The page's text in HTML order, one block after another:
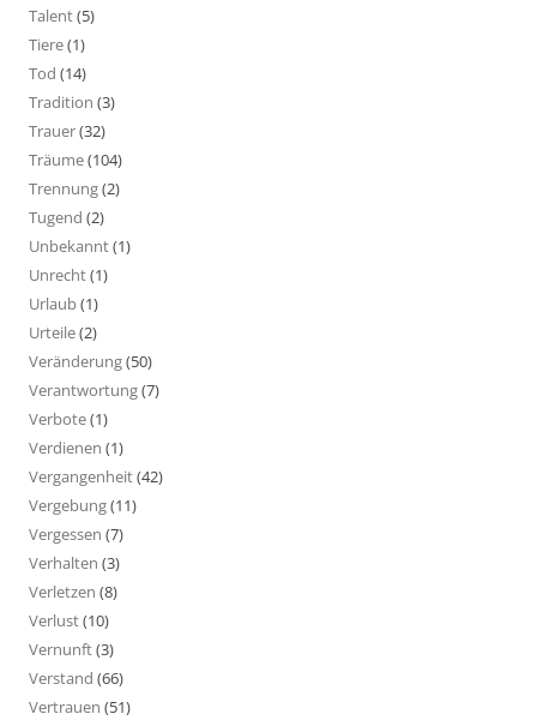
Talent(5)
Tiere(1)
Tod (14)
Tradition (3)
Trauer(32)
Träume(104)
Trennung(2)
Tugend (2)
Unbekannt(1)
Unrecht(1)
Urlaub(1)
Urteile(2)
Veränderung(50)
Verantwortung(7)
Verbote(1)
Verdienen (1)
Vergangenheit(42)
Vergebung(11)
Vergessen (7)
Verhalten (3)
Verletzen (8)
Verlust(10)
Vernunft(3)
Verstand (66)
Vertrauen (51)